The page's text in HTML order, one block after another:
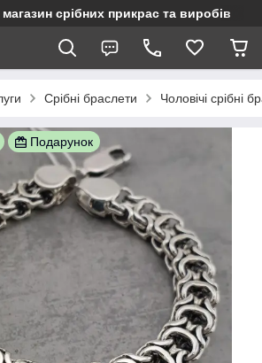
срібних прикрас та виробів
Срібні браслети Чоловічі срібні
Подарунок